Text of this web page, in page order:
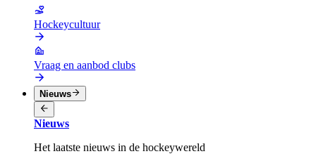
Hockeycultuur
Vraag en aanbod clubs
Nieuws
Nieuws
Het laatste nieuws in de hockeywereld